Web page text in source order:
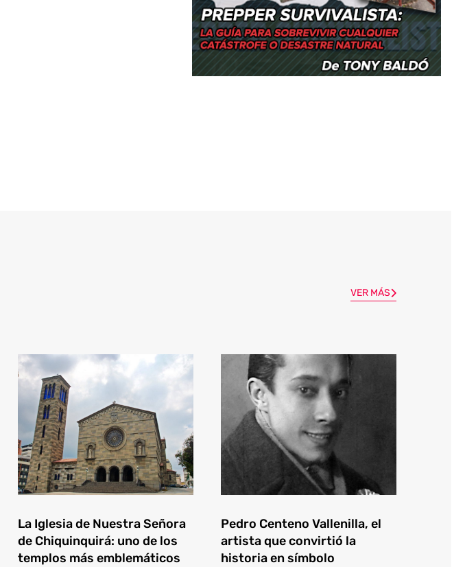
VER MÁS
La Iglesia de Nuestra Señora
de Chiquinquirá: uno de los
templos más emblemáticos
Pedro Centeno Vallenilla, el
artista que convirtió la
historia en símbolo